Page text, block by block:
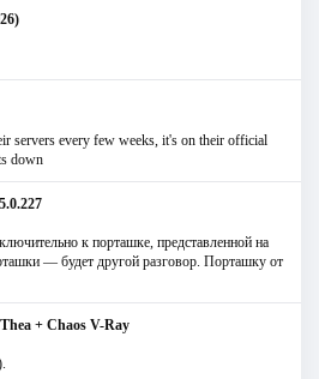
servers every few weeks, it's on their official
down
к порташке, представленной на
— будет другой разговор. Порташку от
+ Chaos V-Ray